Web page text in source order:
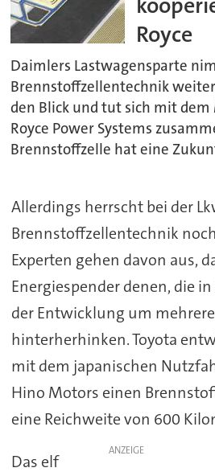
Royce
Daimlers Lastwagensparte
Brennstoffzellentechnik
den Blick und tut sich mit
Royce Power Systems
Brennstoffzelle hat eine
Allerdings herrscht bei der
Brennstoffzellentechnik
Experten gehen davon aus,
Energiespender denen, die
der Entwicklung um
hinterherhinken. Toyota
mit dem japanischen
Hino Motors einen
eine Reichweite von 600
ANZEIGE
Das elf